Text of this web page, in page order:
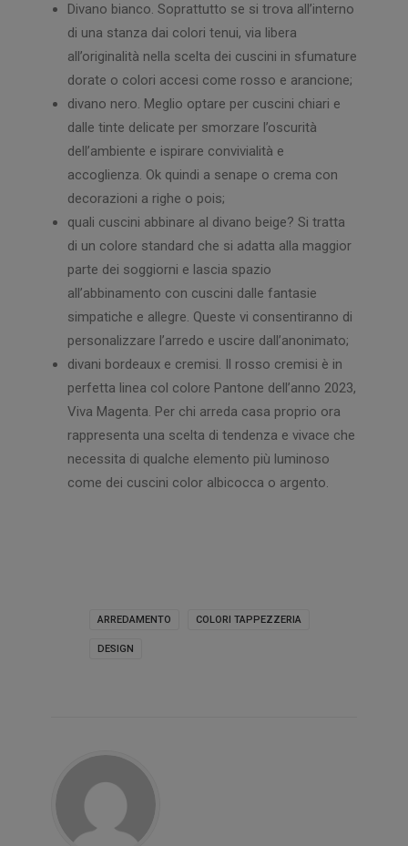
Divano bianco. Soprattutto se si trova all’interno
di una stanza dai colori tenui, via libera
all’originalità nella scelta dei cuscini in sfumature
dorate o colori accesi come rosso e arancione;
divano nero. Meglio optare per cuscini chiari e
dalle tinte delicate per smorzare l’oscurità
dell’ambiente e ispirare convivialità e
accoglienza. Ok quindi a senape o crema con
decorazioni a righe o pois;
quali cuscini abbinare al divano beige? Si tratta
di un colore standard che si adatta alla maggior
parte dei soggiorni e lascia spazio
all’abbinamento con cuscini dalle fantasie
simpatiche e allegre. Queste vi consentiranno di
personalizzare l’arredo e uscire dall’anonimato;
divani bordeaux e cremisi. Il rosso cremisi è in
perfetta linea col colore Pantone dell’anno 2023,
Viva Magenta. Per chi arreda casa proprio ora
rappresenta una scelta di tendenza e vivace che
necessita di qualche elemento più luminoso
come dei cuscini color albicocca o argento.
ARREDAMENTO COLORI TAPPEZZERIA
DESIGN